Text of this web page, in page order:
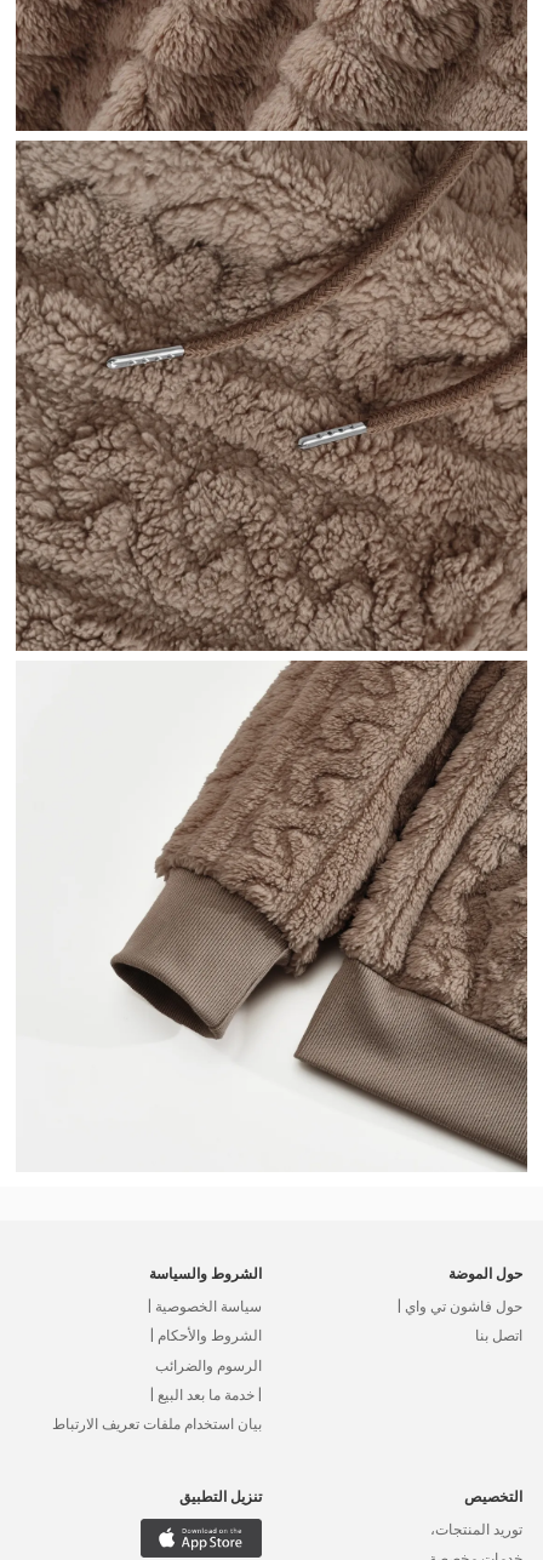
حول الموضة
حول فاشون تي واي |
اتصل بنا
الشروط والسياسة
سياسة الخصوصية |
الشروط والأحكام |
الرسوم والضرائب
| خدمة ما بعد البيع |
بيان استخدام ملفات تعريف الارتباط
التخصيص
توريد المنتجات،
تنزيل التطبيق